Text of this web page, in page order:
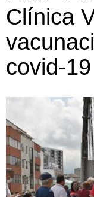
Clínica
covid-19